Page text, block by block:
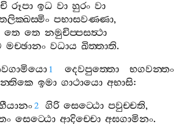
රූපා ඉධ වා හුරං වා
පභාසවණ‍්ණා,
තෙ තෙ නමුචිප‍්පසත්‍ථා
මච‍්ඡානං වධාය ඛිත‍්තාති.
1 දෙවපුත‍්තො
භගවන‍්තං
ඉමා ගාථායො අභාසි:
2 ගිරි සෙට‍්ඨො පවුච‍්චති,
සෙට‍්ඨො ආදිච‍්චො අඝගාමිනං.